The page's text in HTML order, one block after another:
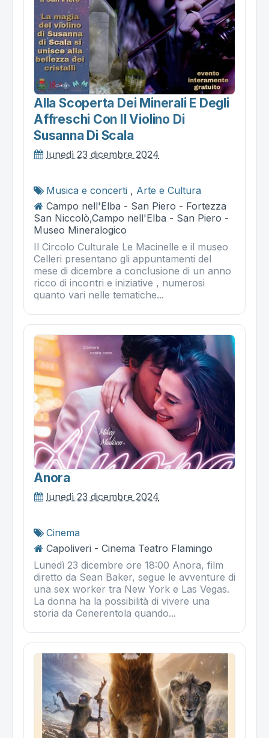
Alla Scoperta Dei Minerali E Degli
Affreschi Con Il Violino Di
Susanna Di Scala
lunedì 23 dicembre 2024
Musica e concerti , Arte e Cultura
Campo nell'Elba - San Piero - Fortezza
San Niccolò,Campo nell'Elba - San Piero -
Museo Mineralogico
Il Circolo Culturale Le Macinelle e il museo
Celleri presentano gli appuntamenti del
mese di dicembre a conclusione di un anno
ricco di incontri e iniziative , numerosi
quanto vari nelle tematiche...
Anora
lunedì 23 dicembre 2024
Cinema
Capoliveri - Cinema Teatro Flamingo
Lunedì 23 dicembre ore 18:00 Anora, film
diretto da Sean Baker, segue le avventure di
una sex worker tra New York e Las Vegas.
La donna ha la possibilità di vivere una
storia da Cenerentola quando...